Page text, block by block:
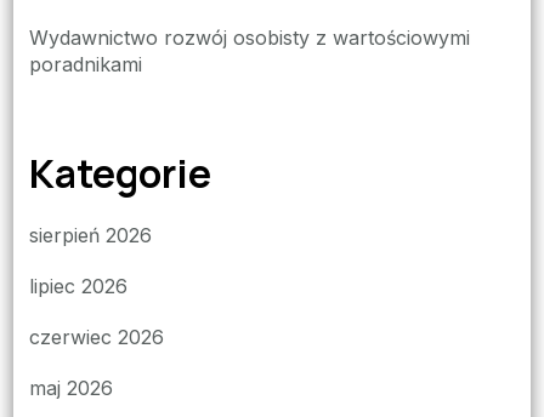
Wydawnictwo rozwój osobisty z wartościowymi
poradnikami
Kategorie
sierpień 2026
lipiec 2026
czerwiec 2026
maj 2026